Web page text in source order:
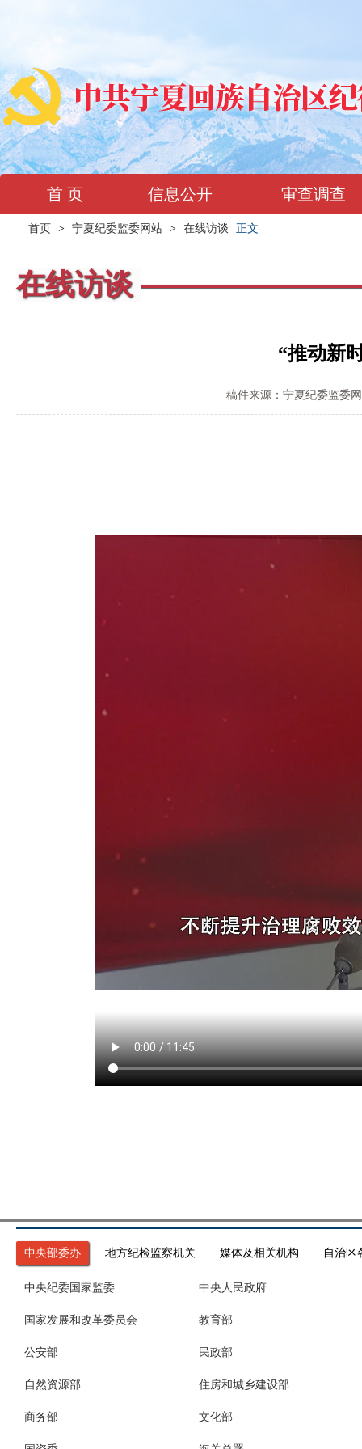
首 页 信息公开 审查调查
首页 > 宁夏纪委监委网站 > 在线访谈 正文
在线访谈
“推动新
稿件来源：宁夏纪委监委
中央部委办 地方纪检监察机关 媒体及相关机构 自治区
中央纪委国家监委 中央人民政府
国家发展和改革委员会 教育部
公安部 民政部
自然资源部 住房和城乡建设部
商务部 文化部